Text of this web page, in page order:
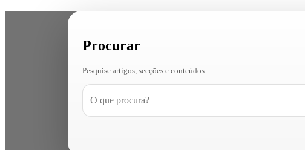
Procurar
Pesquise artigos, secções e conteúdos